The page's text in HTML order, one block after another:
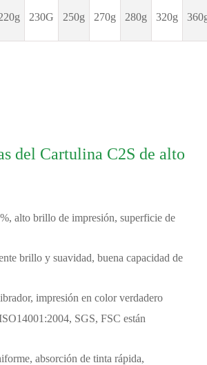
230G 250g 270g 280g 320g
del Cartulina C2S de alto
alto brillo de impresión, superficie de
brillo y suavidad, buena capacidad de
impresión en color verdadero
SGS, FSC están
absorción de tinta rápida,